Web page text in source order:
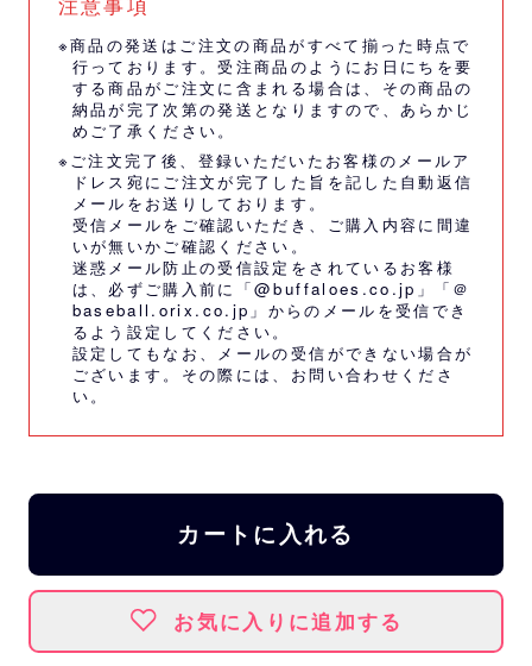
※商品の発送はご注文の商品がすべて揃った時点で
行っております。受注商品のようにお日にちを要
する商品がご注文に含まれる場合は、その商品の
納品が完了次第の発送となりますので、あらかじ
めご了承ください。
※ご注文完了後、登録いただいたお客様のメールア
ドレス宛にご注文が完了した旨を記した自動返信
メールをお送りしております。
受信メールをご確認いただき、ご購入内容に間違
いが無いかご確認ください。
迷惑メール防止の受信設定をされているお客様
は、必ずご購入前に「@buffaloes.co.jp」「＠
baseball.orix.co.jp」からのメールを受信でき
るよう設定してください。
設定してもなお、メールの受信ができない場合が
ございます。その際には、 お問い合わせくださ
い。
カートに入れる
お気に入りに追加する